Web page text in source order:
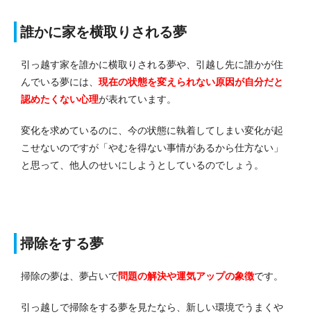
誰かに家を横取りされる夢
引っ越す家を誰かに横取りされる夢や、引越し先に誰かが住
んでいる夢には、 現在の状態を変えられない原因が自分だと
認めたくない心理が表れています。
変化を求めているのに、今の状態に執着してしまい変化が起
こせないのですが「やむを得ない事情があるから仕方ない」
と思って、他人のせいにしようとしているのでしょう。
掃除をする夢
掃除の夢は、夢占いで問題の解決や運気アップの象徴です。
引っ越しで掃除をする夢を見たなら、新しい環境でうまくや